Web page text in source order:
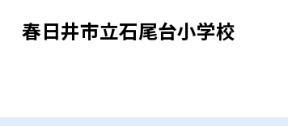
春日井市立石尾台小学校